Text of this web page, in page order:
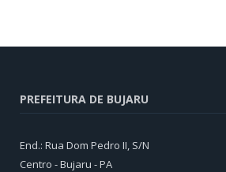
PREFEITURA DE BUJARU
End.: Rua Dom Pedro II, S/N
Centro - Bujaru - PA